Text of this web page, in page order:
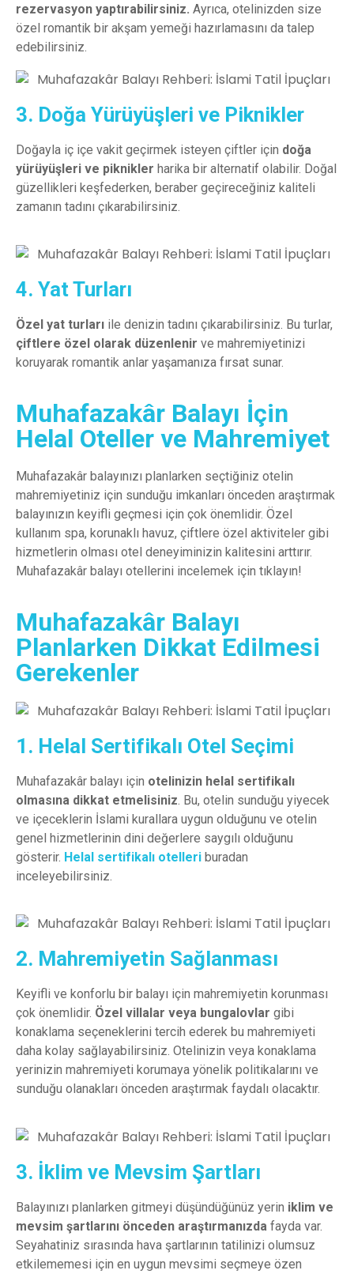
rezervasyon yaptırabilirsiniz. Ayrıca, otelinizden size
özel romantik bir akşam yemeği hazırlamasını da talep
edebilirsiniz.
3. Doğa Yürüyüşleri ve Piknikler
Doğayla iç içe vakit geçirmek isteyen çiftler için doğa
yürüyüşleri ve piknikler harika bir alternatif olabilir. Doğal
güzellikleri keşfederken, beraber geçireceğiniz kaliteli
zamanın tadını çıkarabilirsiniz.
4. Yat Turları
Özel yat turları ile denizin tadını çıkarabilirsiniz. Bu turlar,
çiftlere özel olarak düzenlenir ve mahremiyetinizi
koruyarak romantik anlar yaşamanıza fırsat sunar.
Muhafazakâr Balayı İçin
Helal Oteller ve Mahremiyet
Muhafazakâr balayınızı planlarken seçtiğiniz otelin
mahremiyetiniz için sunduğu imkanları önceden araştırmak
balayınızın keyifli geçmesi için çok önemlidir. Özel
kullanım spa, korunaklı havuz, çiftlere özel aktiviteler gibi
hizmetlerin olması otel deneyiminizin kalitesini arttırır.
Muhafazakâr balayı otellerini incelemek için tıklayın!
Muhafazakâr Balayı
Planlarken Dikkat Edilmesi
Gerekenler
1. Helal Sertifikalı Otel Seçimi
Muhafazakâr balayı için otelinizin helal sertifikalı
olmasına dikkat etmelisiniz. Bu, otelin sunduğu yiyecek
ve içeceklerin İslami kurallara uygun olduğunu ve otelin
genel hizmetlerinin dini değerlere saygılı olduğunu
gösterir. Helal sertifikalı otelleri buradan
inceleyebilirsiniz.
2. Mahremiyetin Sağlanması
Keyifli ve konforlu bir balayı için mahremiyetin korunması
çok önemlidir. Özel villalar veya bungalovlar gibi
konaklama seçeneklerini tercih ederek bu mahremiyeti
daha kolay sağlayabilirsiniz. Otelinizin veya konaklama
yerinizin mahremiyeti korumaya yönelik politikalarını ve
sunduğu olanakları önceden araştırmak faydalı olacaktır.
3. İklim ve Mevsim Şartları
Balayınızı planlarken gitmeyi düşündüğünüz yerin iklim ve
mevsim şartlarını önceden araştırmanızda fayda var.
Seyahatiniz sırasında hava şartlarının tatilinizi olumsuz
etkilememesi için en uygun mevsimi seçmeye özen